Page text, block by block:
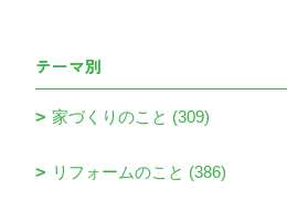
テーマ別
家づくりのこと (309)
リフォームのこと (386)